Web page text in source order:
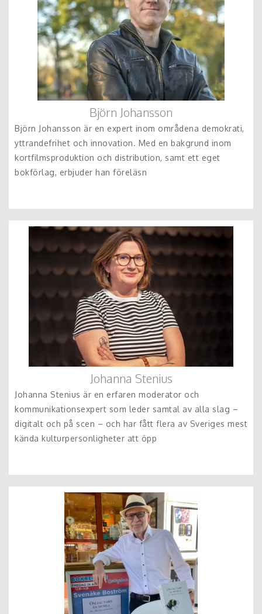
Björn Johansson
Björn Johansson är en expert inom områdena demokrati,
yttrandefrihet och innovation. Med en bakgrund inom
kortfilmsproduktion och distribution, samt ett eget
bokförlag, erbjuder han föreläsn
Johanna Stenius
Johanna Stenius är en erfaren moderator och
kommunikationsexpert som leder samtal av alla slag –
digitalt och på scen – och har fått flera av Sveriges mest
kända kulturpersonligheter att öpp